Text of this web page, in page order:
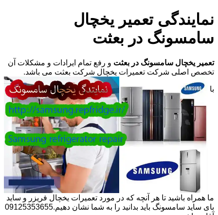
نمایندگی تعمیر یخچال
سامسونگ در بعثت
تعمیر یخچال سامسونگ در بعثت و رفع تمام ایرادات و مشکلات آن
تخصص اصلی شرکت تعمیرات یخچال شرکت بعثت می باشد.
با
ما همراه باشید تا هر آنچه که در مورد تعمیرات یخچال فریزر و ساید
بای ساید سامسونگ باید بدانید را به شما نشان دهیم.09125353655